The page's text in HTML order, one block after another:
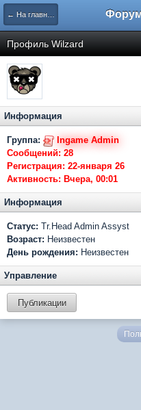
← На главную
Профиль Wilzard
Информация
Группа:
Ingame Admin
Сообщений: 28
Регистрация: 22-января 26
Активность: Вчера, 00:01
Информация
Статус: Tr.Head Admin Assyst
Возраст: Неизвестен
День рождения: Неизвестен
Управление
Публикации